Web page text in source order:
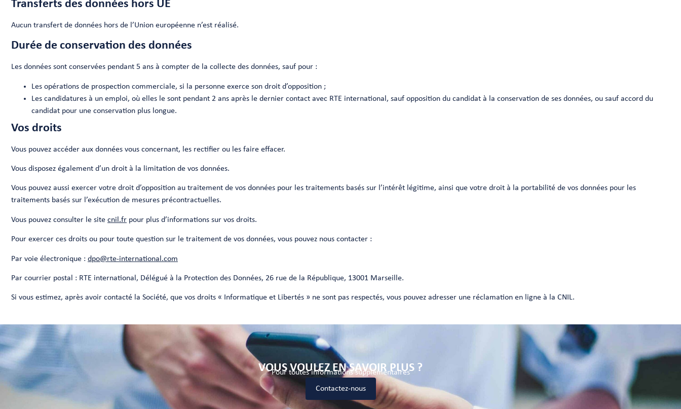
Transferts des données hors UE
Aucun transfert de données hors de l’Union européenne n’est réalisé.
Durée de conservation des données
Les données sont conservées pendant 5 ans à compter de la collecte des données, sauf pour :
Les opérations de prospection commerciale, si la personne exerce son droit d’opposition ;
Les candidatures à un emploi, où elles le sont pendant 2 ans après le dernier contact avec RTE international, sauf opposition du candidat à la conservation de ses données, ou sauf accord du
candidat pour une conservation plus longue.
Vos droits
Vous pouvez accéder aux données vous concernant, les rectifier ou les faire effacer.
Vous disposez également d’un droit à la limitation de vos données.
Vous pouvez aussi exercer votre droit d’opposition au traitement de vos données pour les traitements basés sur l’intérêt légitime, ainsi que votre droit à la portabilité de vos données pour les
traitements basés sur l’exécution de mesures précontractuelles.
Vous pouvez consulter le site cnil.fr pour plus d’informations sur vos droits.
Pour exercer ces droits ou pour toute question sur le traitement de vos données, vous pouvez nous contacter :
Par voie électronique : dpo@rte-international.com
Par courrier postal : RTE international, Délégué à la Protection des Données, 26 rue de la République, 13001 Marseille.
Si vous estimez, après avoir contacté la Société, que vos droits « Informatique et Libertés » ne sont pas respectés, vous pouvez adresser une réclamation en ligne à la CNIL.
VOUS VOULEZ EN SAVOIR PLUS ?
Pour toutes informations supplémentaires
Contactez-nous